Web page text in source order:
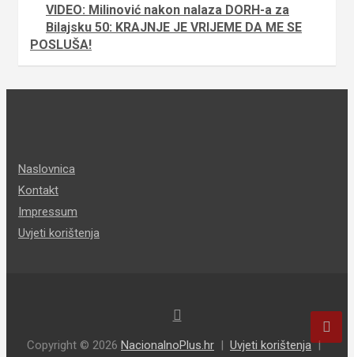
VIDEO: Milinović nakon nalaza DORH-a za
Bilajsku 50: KRAJNJE JE VRIJEME DA ME SE
POSLUŠA!
Naslovnica
Kontakt
Impressum
Uvjeti korištenja
Copyright © 2026 NacionalnoPlus.hr Uvjeti korištenja